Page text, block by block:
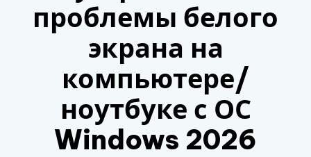
проблемы белого
экрана на
компьютере/
ноутбуке с ОС
Windows 2026